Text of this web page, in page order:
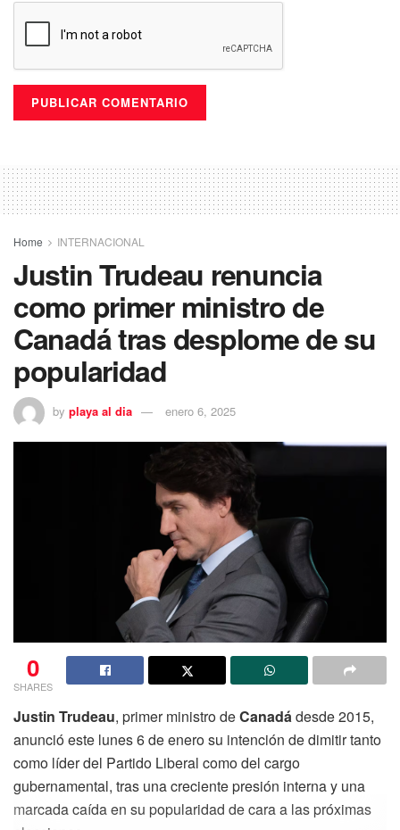
Home INTERNACIONAL
Justin Trudeau renuncia
como primer ministro de
Canadá tras desplome de su
popularidad
by playa al dia enero 6, 2025
0
SHARES
Justin Trudeau, primer ministro deCanadádesde 2015,
anunció este lunes 6 de enero su intención de dimitir tanto
como líder del Partido Liberal como del cargo
gubernamental, tras una creciente presión interna y una
marcada caída en su popularidad de cara a las próximas